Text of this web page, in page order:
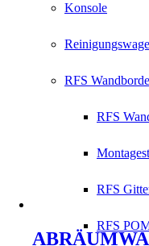
Konsole
RFS
RFS
RFS
RFS